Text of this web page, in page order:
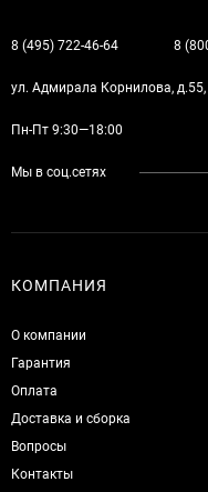
8 (495) 722-46-64 8
ул. Адмирала Корнилова, д.55,
Пн-Пт 9:30—18:00
Мы в соц.сетях
КОМПАНИЯ
О компании
Гарантия
Оплата
Доставка и сборка
Вопросы
Контакты